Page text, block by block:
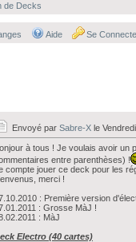
de Decks
Aide Se
Envoyé par Sabre-X le
à tous ! Je voulais avoir un
entre parenthèses) !
compte jouer ce deck pour les
merci !
: Première version
: Grosse MàJ !
: MàJ
Electro (40 cartes)